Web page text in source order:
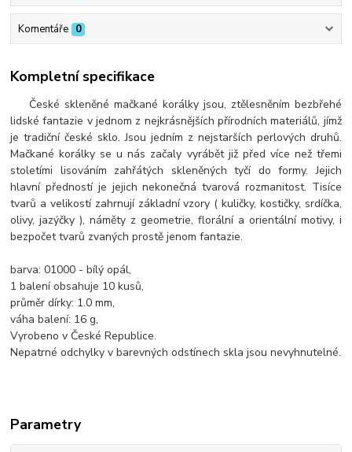
Komentáře 0
Kompletní specifikace
České skleněné mačkané korálky jsou, ztělesněním bezbřehé
lidské fantazie v jednom z nejkrásnějších přírodních materiálů, jímž
je tradiční české sklo. Jsou jedním z nejstarších perlových druhů.
Mačkané korálky se u nás začaly vyrábět již před více než třemi
stoletími lisováním zahřátých skleněných tyčí do formy. Jejich
hlavní předností je jejich nekonečná tvarová rozmanitost. Tisíce
tvarů a velikostí zahrnují základní vzory ( kuličky, kostičky, srdíčka,
olivy, jazýčky ), náměty z geometrie, florální a orientální motivy, i
bezpočet tvarů zvaných prostě jenom fantazie.
barva: 01000 - bílý opál,
1 balení obsahuje 10 kusů,
průměr dírky: 1.0 mm,
váha balení: 16 g,
Vyrobeno v České Republice.
Nepatrné odchylky v barevných odstínech skla jsou nevyhnutelné.
Parametry